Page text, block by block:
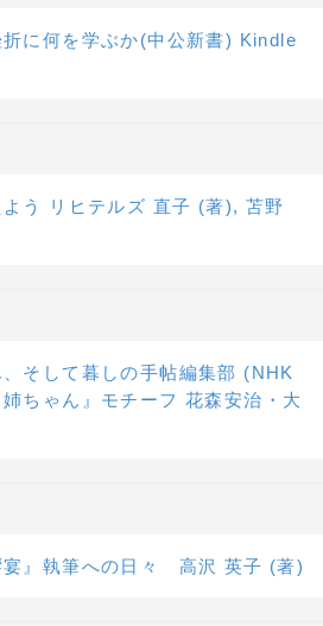
に何を学ぶか(中公新書) Kindle
う リヒテルズ 直子 (著), 苫野
そして暮しの手帖編集部 (NHK
ちゃん』モチーフ 花森安治・大
』執筆への日々 高沢 英子 (著)